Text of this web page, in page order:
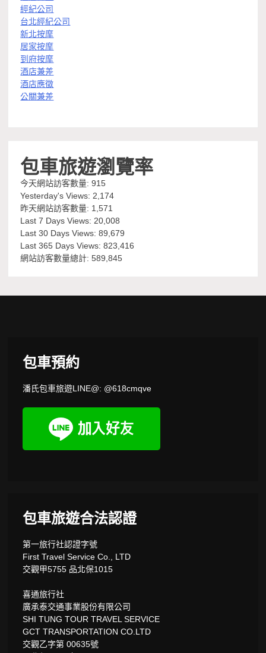
經紀公司
台北經紀公司
新北按摩
居家按摩
到府按摩
酒店兼差
酒店應徵
公關兼差
包車旅遊瀏覽率
今天網站訪客數量:915
Yesterday's Views: 2,174
昨天網站訪客數量: 1,571
Last 7 Days Views: 20,008
Last 30 Days Views:89,679
Last 365 Days Views:823,416
網站訪客數量總計:589,845
包車預約
潘氏包車旅遊LINE@: @618cmqve
包車旅遊合法認證
第一旅行社認證字號
First Travel Service Co., LTD
交觀甲5755 品北保1015
喜通旅行社
廣承泰交通事業股份有限公司
SHI TUNG TOUR TRAVEL SERVICE
GCT TRANSPORTATION CO.LTD
交觀乙字第 00635號